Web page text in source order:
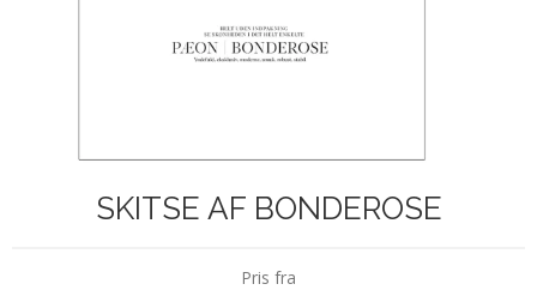
SKITSE AF BONDEROSE
Pris fra